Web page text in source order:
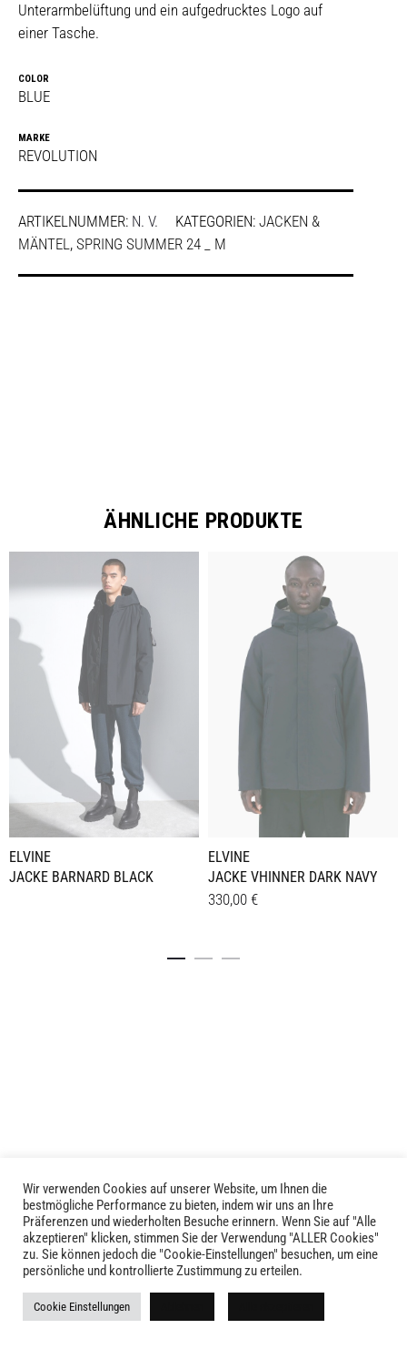
Unterarmbelüftung und ein aufgedrucktes Logo auf
einer Tasche.
COLOR
BLUE
MARKE
REVOLUTION
ARTIKELNUMMER: N. V. KATEGORIEN: JACKEN &
MÄNTEL, SPRING SUMMER 24 _ M
ÄHNLICHE PRODUKTE
ELVINE
JACKE BARNARD BLACK
ELVINE
JACKE VHINNER DARK NAVY
330,00 €
gewählt
werden
LIVID © 2024
Kontakt
Versandkosten
Wir verwenden Cookies auf unserer Website, um Ihnen die
bestmögliche Performance zu bieten, indem wir uns an Ihre
Präferenzen und wiederholten Besuche erinnern. Wenn Sie auf "Alle
akzeptieren" klicken, stimmen Sie der Verwendung "ALLER Cookies"
zu. Sie können jedoch die "Cookie-Einstellungen" besuchen, um eine
persönliche und kontrollierte Zustimmung zu erteilen.
Cookie Einstellungen